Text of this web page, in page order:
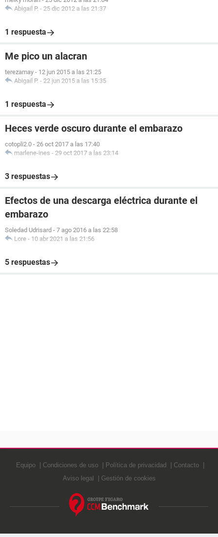
Abigail P. - 25 dic 2012 a las 21:37
1 respuesta
Me pico un alacran
terezamay - 12 jun 2015 a las 21:25
Abigail P. - 22 jun 2015 a las 15:35
1 respuesta
Heces verde oscuro durante el embarazo
cotopli2.0 - 26 oct 2017 a las 17:40
marlene-ines - 29 oct 2017 a las 23:14
3 respuestas
Efectos de una descarga eléctrica durante el
embarazo
Soledad Udrisard - 7 ago 2016 a las 22:58
Lore - 10 abr 2021 a las 21:56
5 respuestas
Equipo Condiciones de uso Política de privacidad
Contacto
Aviso legal
Gestión de cookies